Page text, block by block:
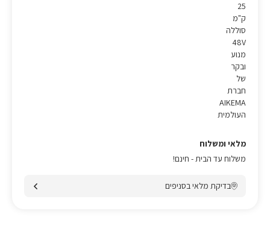
25
ק"מ
סוללה
48V
מנוע
ובקר
של
חברת
AIKEMA
העולמית
מלאי ומשלוח
משלוח עד הבית - חינם!
בדיקת מלאי בסניפים